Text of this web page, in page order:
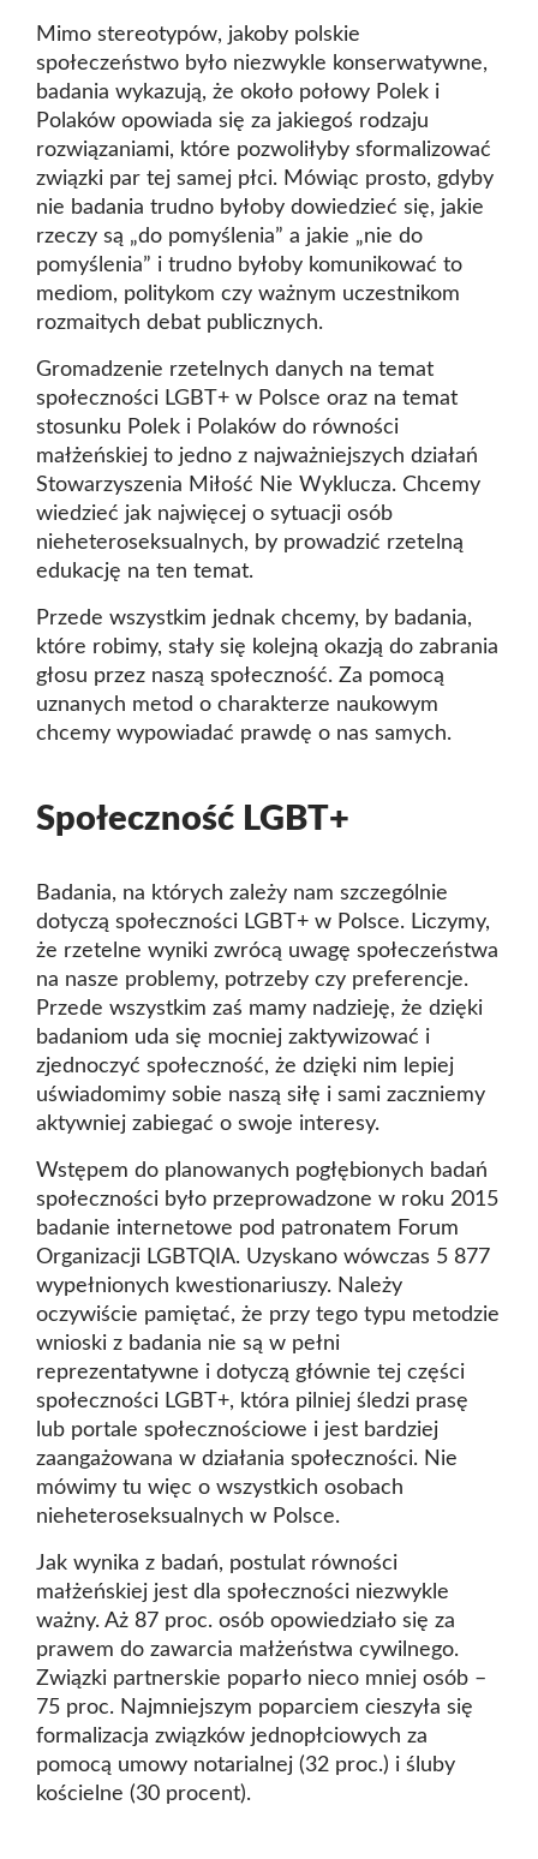
Mimo stereotypów, jakoby polskie
społeczeństwo było niezwykle konserwatywne,
badania wykazują, że około połowy Polek i
Polaków opowiada się za jakiegoś rodzaju
rozwiązaniami, które pozwoliłyby sformalizować
związki par tej samej płci. Mówiąc prosto, gdyby
nie badania trudno byłoby dowiedzieć się, jakie
rzeczy są „do pomyślenia” a jakie „nie do
pomyślenia” i trudno byłoby komunikować to
mediom, politykom czy ważnym uczestnikom
rozmaitych debat publicznych.
Gromadzenie rzetelnych danych na temat
społeczności LGBT+ w Polsce oraz na temat
stosunku Polek i Polaków do równości
małżeńskiej to jedno z najważniejszych działań
Stowarzyszenia Miłość Nie Wyklucza. Chcemy
wiedzieć jak najwięcej o sytuacji osób
nieheteroseksualnych, by prowadzić rzetelną
edukację na ten temat.
Przede wszystkim jednak chcemy, by badania,
które robimy, stały się kolejną okazją do zabrania
głosu przez naszą społeczność. Za pomocą
uznanych metod o charakterze naukowym
chcemy wypowiadać prawdę o nas samych.
Społeczność LGBT+
Badania, na których zależy nam szczególnie
dotyczą społeczności LGBT+ w Polsce. Liczymy,
że rzetelne wyniki zwrócą uwagę społeczeństwa
na nasze problemy, potrzeby czy preferencje.
Przede wszystkim zaś mamy nadzieję, że dzięki
badaniom uda się mocniej zaktywizować i
zjednoczyć społeczność, że dzięki nim lepiej
uświadomimy sobie naszą siłę i sami zaczniemy
aktywniej zabiegać o swoje interesy.
Wstępem do planowanych pogłębionych badań
społeczności było przeprowadzone w roku 2015
badanie internetowe pod patronatem Forum
Organizacji LGBTQIA. Uzyskano wówczas 5 877
wypełnionych kwestionariuszy. Należy
oczywiście pamiętać, że przy tego typu metodzie
wnioski z badania nie są w pełni
reprezentatywne i dotyczą głównie tej części
społeczności LGBT+, która pilniej śledzi prasę
lub portale społecznościowe i jest bardziej
zaangażowana w działania społeczności. Nie
mówimy tu więc o wszystkich osobach
nieheteroseksualnych w Polsce.
Jak wynika z badań, postulat równości
małżeńskiej jest dla społeczności niezwykle
ważny. Aż 87 proc. osób opowiedziało się za
prawem do zawarcia małżeństwa cywilnego.
Związki partnerskie poparło nieco mniej osób –
75 proc. Najmniejszym poparciem cieszyła się
formalizacja związków jednopłciowych za
pomocą umowy notarialnej (32 proc.) i śluby
kościelne (30 procent).